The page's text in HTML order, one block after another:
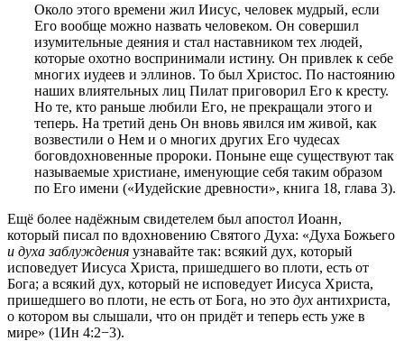
Около этого времени жил Иисус, человек мудрый, если
Его вообще можно назвать человеком. Он совершил
изумительные деяния и стал наставником тех людей,
которые охотно воспринимали истину. Он привлек к себе
многих иудеев и эллинов. То был Христос. По настоянию
наших влиятельных лиц Пилат приговорил Его к кресту.
Но те, кто раньше любили Его, не прекращали этого и
теперь. На третий день Он вновь явился им живой, как
возвестили о Нем и о многих других Его чудесах
боговдохновенные пророки. Поныне еще существуют так
называемые христиане, именующие себя таким образом
по Его имени («Иудейские древности», книга 18, глава 3).
Ещё более надёжным свидетелем был апостол Иоанн,
который писал по вдохновению Святого Духа: «Духа Божьего
и духа заблуждения узнавайте так: всякий дух, который
исповедует Иисуса Христа, пришедшего во плоти, есть от
Бога; а всякий дух, который не исповедует Иисуса Христа,
пришедшего во плоти, не есть от Бога, но это дух антихриста,
о котором вы слышали, что он придёт и теперь есть уже в
мире» (1Ин 4:2−3).